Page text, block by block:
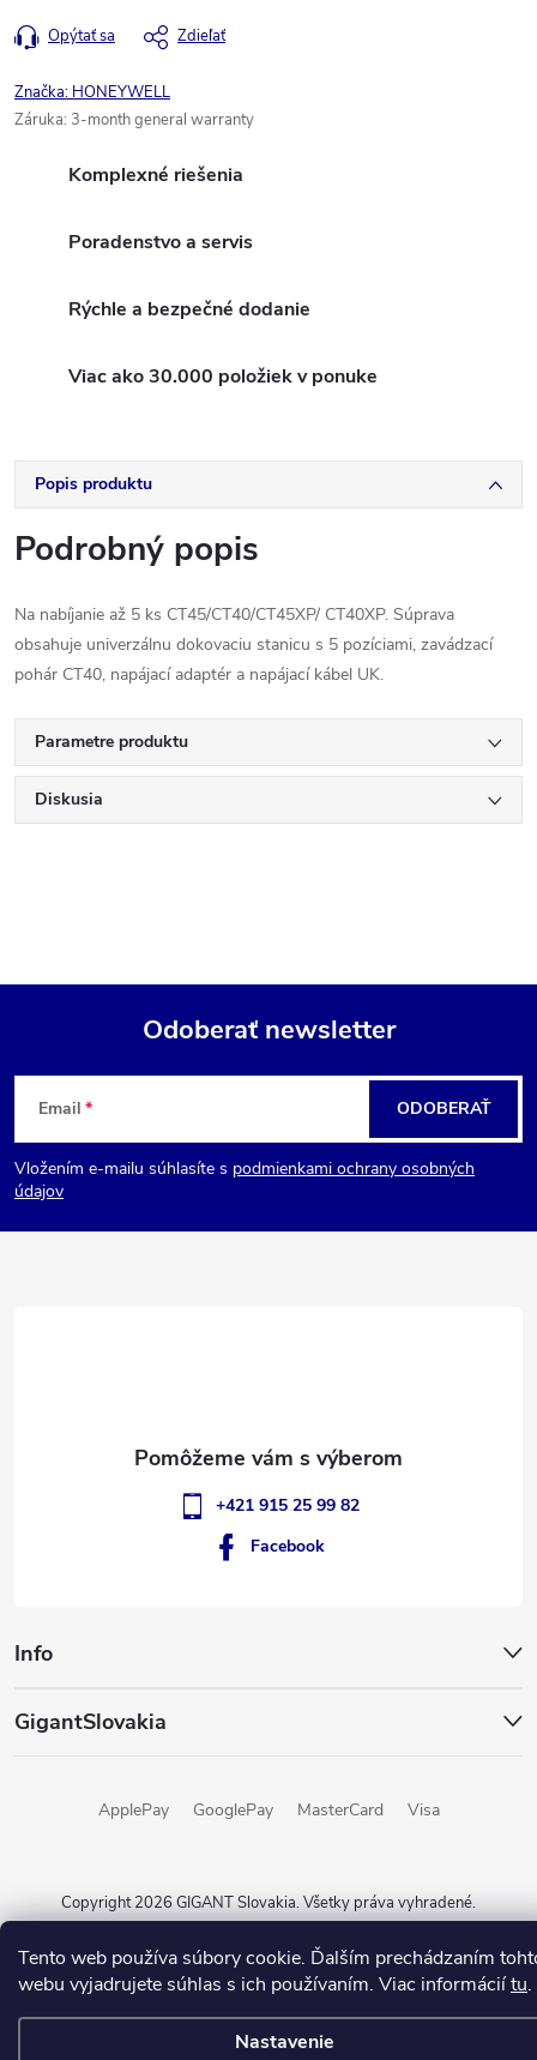
Tento web používa súbory cookie. Ďalším prechádzaním
webu vyjadrujete súhlas s ich používaním. Viac informáciítu.
Nastavenie
Opýtať sa Zdieľať
Značka: HONEYWELL
Záruka: 3-month general warranty
Komplexné riešenia
Poradenstvo a servis
Rýchle a bezpečné dodanie
Viac ako 30.000 položiek v ponuke
Popis produktu
Podrobný popis
Na nabíjanie až 5 ks CT45/CT40/CT45XP/ CT40XP. Súprava
obsahuje univerzálnu dokovaciu stanicu s 5 pozíciami, zavádzací
pohár CT40, napájací adaptér a napájací kábel UK.
Parametre produktu
Diskusia
Z
á
p
Odoberať newsletter
Email
Vložením e-mailu súhlasíte s podmienkami ochrany osobných
údajov
ODOBERAŤ
Info
GigantSlovakia
+421 915 25 99 82
Facebook
ApplePay GooglePay MasterCard Visa
Vytvoril Shoptet
Copyright 2026GIGANT Slovakia. Všetky práva vyhradené.